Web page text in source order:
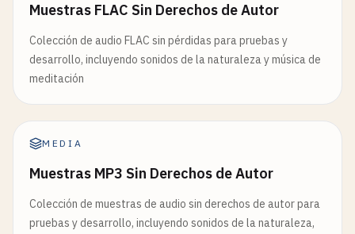
Muestras FLAC Sin Derechos de Autor
Colección de audio FLAC sin pérdidas para pruebas y
desarrollo, incluyendo sonidos de la naturaleza y música de
meditación
MEDIA
Muestras MP3 Sin Derechos de Autor
Colección de muestras de audio sin derechos de autor para
pruebas y desarrollo, incluyendo sonidos de la naturaleza,